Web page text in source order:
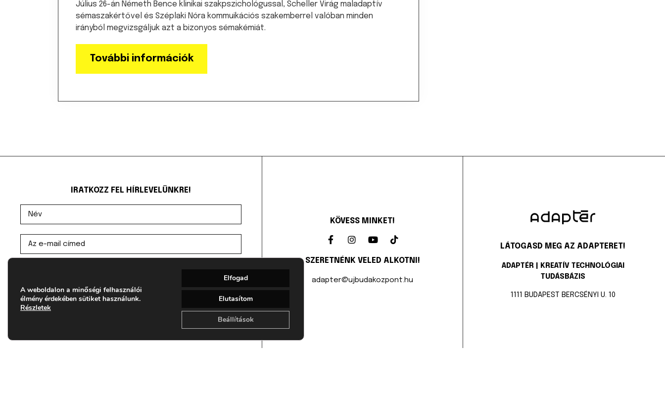
Július 26-án Németh Bence klinikai szakpszichológussal, Scheller Virág maladaptív
sémaszakértővel és Széplaki Nóra kommuikációs szakemberrel valóban minden
irányból megvizsgáljuk azt a bizonyos sémakémiát.
További információk
IRATKOZZ FEL HÍRLEVELÜNKRE!
KÖVESS MINKET!
SZERETNÉNK VELED ALKOTNI!
adapter@ujbudakozpont.hu
LÁTOGASD MEG AZ ADAPTERET!
ADAPTÉR | KREATÍV TECHNOLÓGIAI
TUDÁSBÁZIS
1111 BUDAPEST BERCSÉNYI U. 10
A weboldalon a minőségi felhasználói
élmény érdekében sütiket használunk.
Részletek
Elfogad
Elutasítom
Beállítások